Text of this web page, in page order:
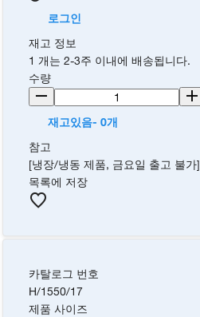
로그인
재고 정보
1 개는 2-3주 이내에 배송됩니다.
수량
재고있음- 0개
참고
[냉장/냉동 제품, 금요일 출고 불가]
목록에 저장
카탈로그 번호
H/1550/17
제품 사이즈